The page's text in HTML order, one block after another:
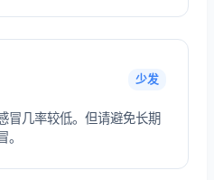
少发
冒几率较低。但请避免长期